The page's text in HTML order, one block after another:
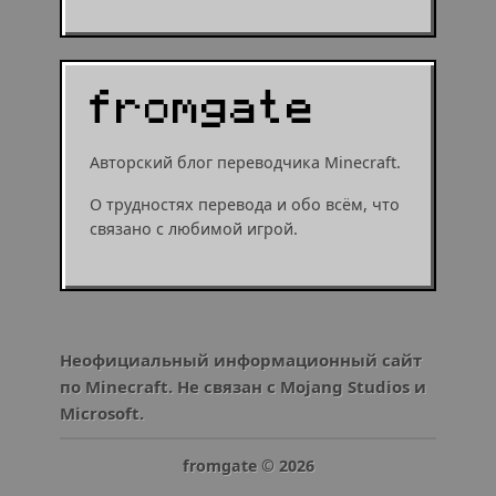
Авторский блог переводчика Minecraft.
О трудностях перевода и обо всём, что
связано с любимой игрой.
Неофициальный информационный сайт
по Minecraft. Не связан с Mojang Studios и
Microsoft.
fromgate © 2026